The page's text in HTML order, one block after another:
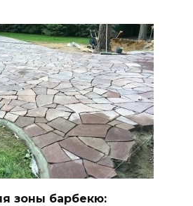
зоны барбекю: